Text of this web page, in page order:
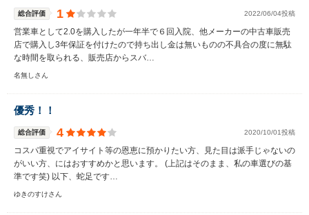
総合評価 1 2022/06/04投稿
営業車として2.0を購入したが一年半で６回入院、他メーカーの中古車販売
店で購入し3年保証を付けたので持ち出し金は無いものの不具合の度に無駄
な時間を取られる、販売店からスバ…
名無しさん
優秀！！
総合評価 4 2020/10/01投稿
コスパ重視でアイサイト等の恩恵に預かりたい方、見た目は派手じゃないの
がいい方、にはおすすめかと思います。 (上記はそのまま、私の車選びの基
準です笑) 以下、蛇足です…
ゆきのすけさん